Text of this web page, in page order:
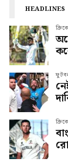
HEADLINES